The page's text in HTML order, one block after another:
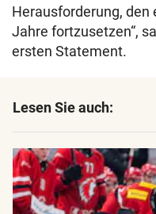
Herausforderung, den
Jahre fortzusetzen“,
ersten Statement.
Lesen Sie auch: